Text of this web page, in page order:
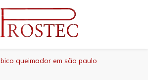
bico queimador em são paulo